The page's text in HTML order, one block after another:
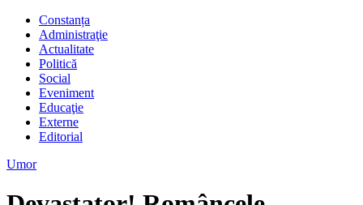
Constanța
Administraţie
Actualitate
Politică
Social
Eveniment
Educaţie
Externe
Editorial
Umor